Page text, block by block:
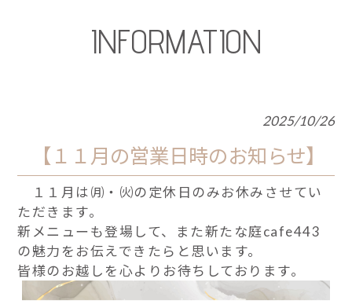
INFORMATION
2025/10/26
【１１月の営業日時のお知らせ】
１１月は㈪・㈫の定休日のみお休みさせてい
ただきます。
新メニューも登場して、また新たな庭cafe443
の魅力をお伝えできたらと思います。
皆様のお越しを心よりお待ちしております。